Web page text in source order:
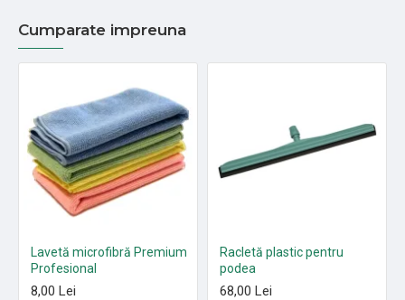
Cumparate impreuna
Lavetă microfibră Premium
Profesional
8,00 Lei
Racletă plastic pentru
podea
68,00 Lei